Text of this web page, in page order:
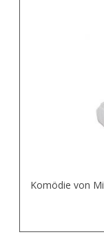
Komödie von